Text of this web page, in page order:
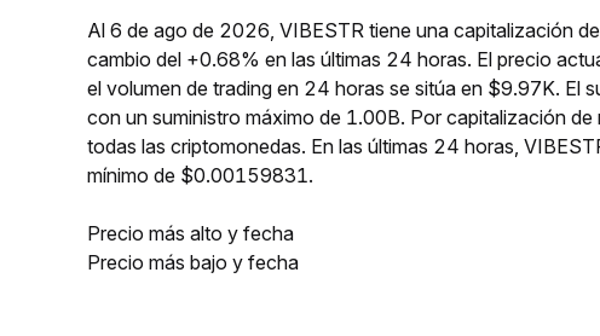
Al 6 de ago de 2026, VIBESTR tiene una capitalización
cambio del +0.68% en las últimas 24 horas. El precio
el volumen de trading en 24 horas se sitúa en $9.97K. El
con un suministro máximo de 1.00B. Por capitalización
todas las criptomonedas. En las últimas 24 horas,
mínimo de $0.00159831.
Precio más alto y fecha
Precio más bajo y fecha